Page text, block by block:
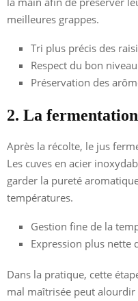
meilleures grappes.
Tri plus précis des
Respect du bon
Préservation des
2. La fermentation
Après la récolte, le jus
Les cuves en acier
garder la pureté
températures.
Gestion fine de la
Expression plus nette
Dans la pratique, cette
mal maîtrisée peut